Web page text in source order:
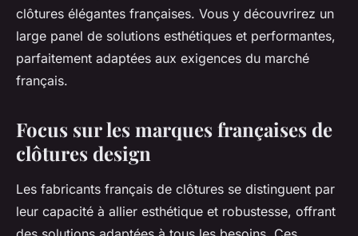
clôtures élégantes françaises. Vous y découvrirez un
large panel de solutions esthétiques et performantes,
parfaitement adaptées aux exigences du marché
français.
Focus sur les marques françaises de
clôtures design
Les fabricants français de clôtures se distinguent par
leur capacité à allier esthétique et robustesse, offrant